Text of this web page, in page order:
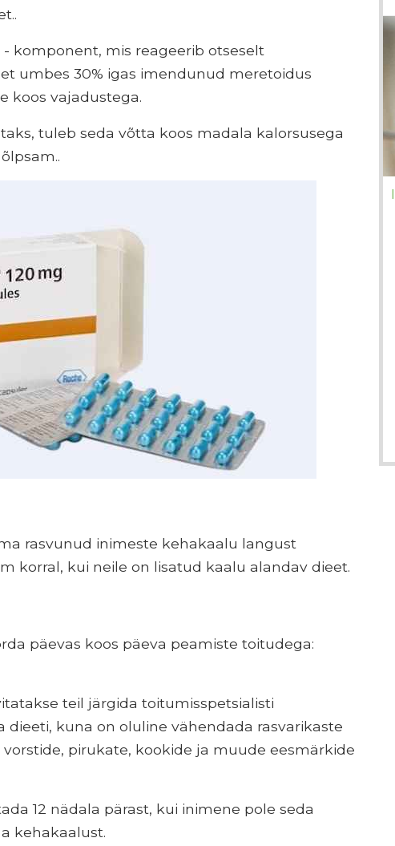
komponent, mis reageerib otseselt
umbes 30% igas imendunud meretoidus
koos vajadustega.
tuleb seda võtta koos madala kalorsusega
rasvunud inimeste kehakaalu langust
korral, kui neile on lisatud kaalu alandav dieet.
päevas koos päeva peamiste toitudega:
teil järgida toitumisspetsialisti
kuna on oluline vähendada rasvarikaste
pirukate, kookide ja muude eesmärkide
12 nädala pärast, kui inimene pole seda
kehakaalust.